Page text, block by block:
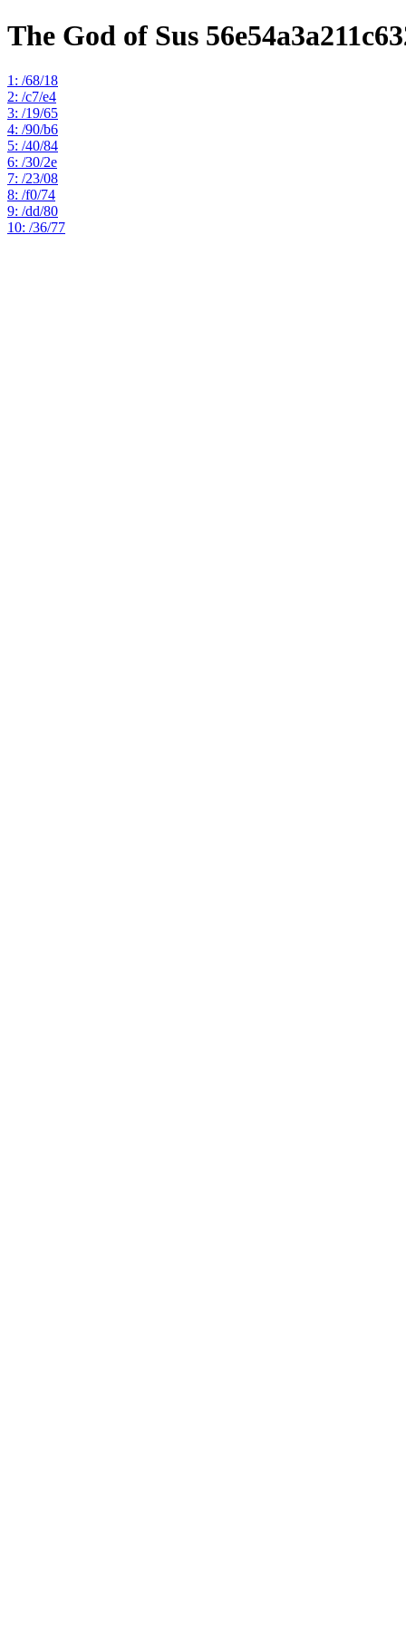
The God of Sus
1: /68/18
2: /c7/e4
3: /19/65
4: /90/b6
5: /40/84
6: /30/2e
7: /23/08
8: /f0/74
9: /dd/80
10: /36/77